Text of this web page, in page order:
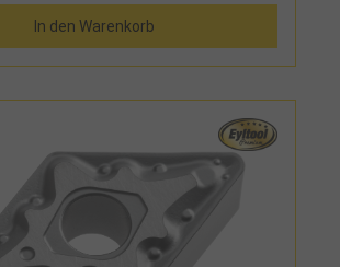
In den Warenkorb